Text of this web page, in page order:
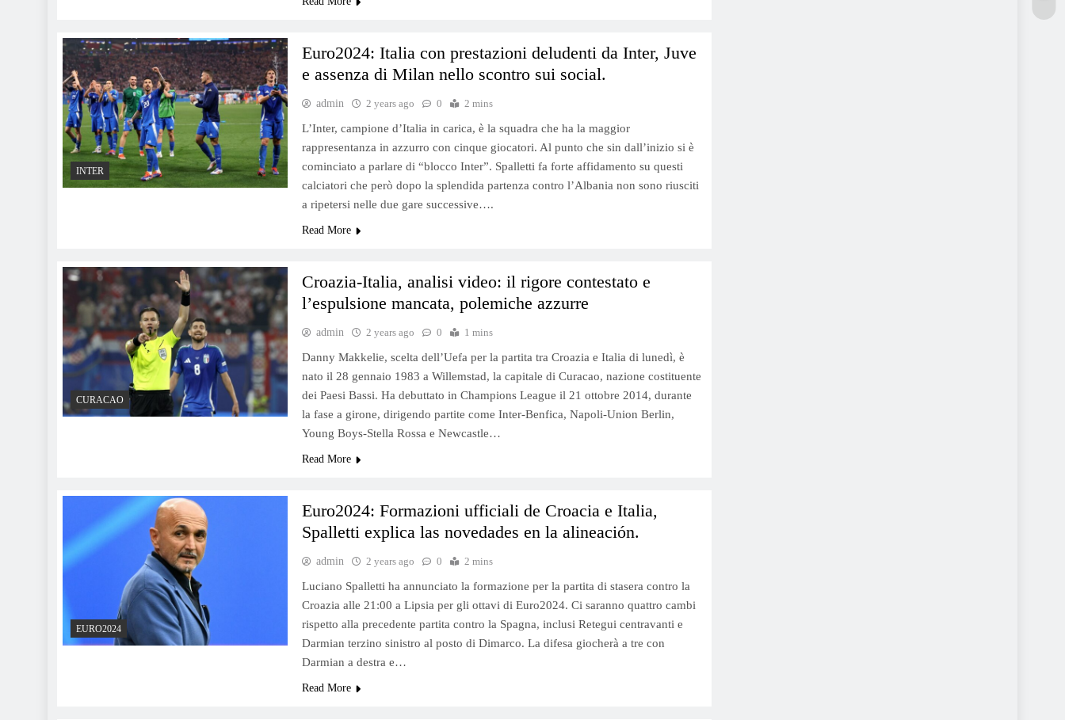
INTER
Euro2024: Italia con prestazioni deludenti da Inter, Juve
e assenza di Milan nello scontro sui social.
admin 2 years ago 0 2 mins
L’Inter, campione d’Italia in carica, è la squadra che ha la maggior
rappresentanza in azzurro con cinque giocatori. Al punto che sin dall’inizio si è
cominciato a parlare di “blocco Inter”. Spalletti fa forte affidamento su questi
calciatori che però dopo la splendida partenza contro l’Albania non sono riusciti
a ripetersi nelle due gare successive….
Read More
CURACAO
Croazia-Italia, analisi video: il rigore contestato e
l’espulsione mancata, polemiche azzurre
admin 2 years ago 0 1 mins
Danny Makkelie, scelta dell’Uefa per la partita tra Croazia e Italia di lunedì, è
nato il 28 gennaio 1983 a Willemstad, la capitale di Curacao, nazione costituente
dei Paesi Bassi. Ha debuttato in Champions League il 21 ottobre 2014, durante
la fase a girone, dirigendo partite come Inter-Benfica, Napoli-Union Berlin,
Young Boys-Stella Rossa e Newcastle…
Read More
EURO2024
Euro2024: Formazioni ufficiali de Croacia e Italia,
Spalletti explica las novedades en la alineación.
admin 2 years ago 0 2 mins
Luciano Spalletti ha annunciato la formazione per la partita di stasera contro la
Croazia alle 21:00 a Lipsia per gli ottavi di Euro2024. Ci saranno quattro cambi
rispetto alla precedente partita contro la Spagna, inclusi Retegui centravanti e
Darmian terzino sinistro al posto di Dimarco. La difesa giocherà a tre con
Darmian a destra e…
Read More